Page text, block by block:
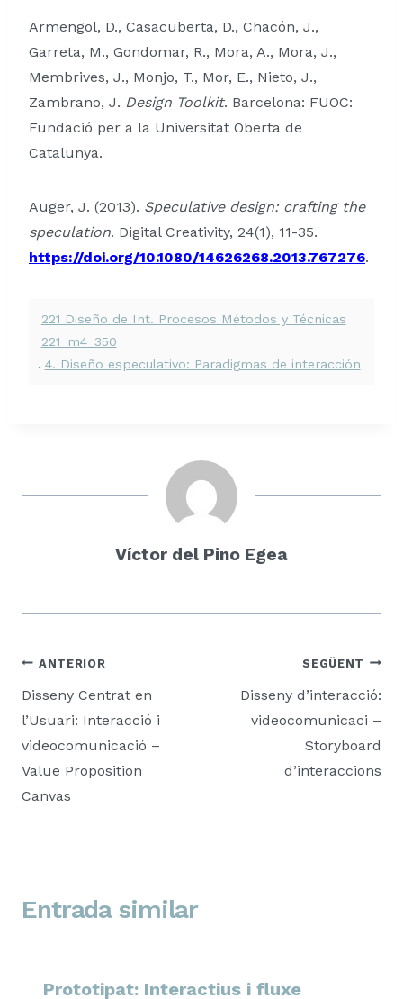
Armengol, D., Casacuberta, D., Chacón, J.,
Garreta, M., Gondomar, R., Mora, A., Mora, J.,
Membrives, J., Monjo, T., Mor, E., Nieto, J.,
Zambrano, J. Design Toolkit. Barcelona: FUOC:
Fundació per a la Universitat Oberta de
Catalunya.
Auger, J. (2013). Speculative design: crafting the
speculation. Digital Creativity, 24(1), 11-35.
https://doi.org/10.1080/14626268.2013.767276.
221 Diseño de Int. Procesos Métodos y Técnicas
221_m4_350
. 4. Diseño especulativo: Paradigmas de interacción
Víctor del Pino Egea
Navegació
d'entrades
ANTERIOR
Disseny Centrat en
l’Usuari: Interacció i
videocomunicació –
Value Proposition
Canvas
SEGÜENT
Disseny d’interacció:
videocomunicaci –
Storyboard
d’interaccions
Entrada similar
Prototipat: Interactius i fluxe